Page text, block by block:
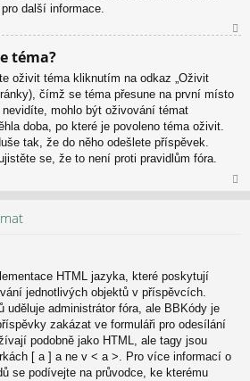
další informace.
u
téma?
oživit téma kliknutím na odkaz „Oživit
čímž se téma přesune na první místo
mohlo být oživování témat
doba, po které je povoleno téma oživit.
tak, že do něho odešlete příspěvek.
se, že to není proti pravidlům fóra.
HTML jazyka, které poskytují
jednotlivých objektů v příspěvcích.
uděluje administrátor fóra, ale BBKódy je
zakázat ve formuláři pro odesílání
podobně jako HTML, ale tagy jsou
[ a ] a ne v < a >. Pro více informací o
se podívejte na průvodce, ke kterému